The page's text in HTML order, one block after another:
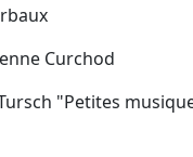
Curchod
"Petites